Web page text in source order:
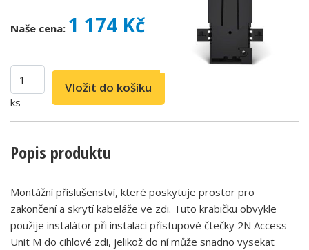
Naše cena: 1 174 Kč
ks
Popis produktu
Montážní příslušenství, které poskytuje prostor pro
zakončení a skrytí kabeláže ve zdi. Tuto krabičku obvykle
použije instalátor při instalaci přístupové čtečky 2N Access
Unit M do cihlové zdi, jelikož do ní může snadno vysekat